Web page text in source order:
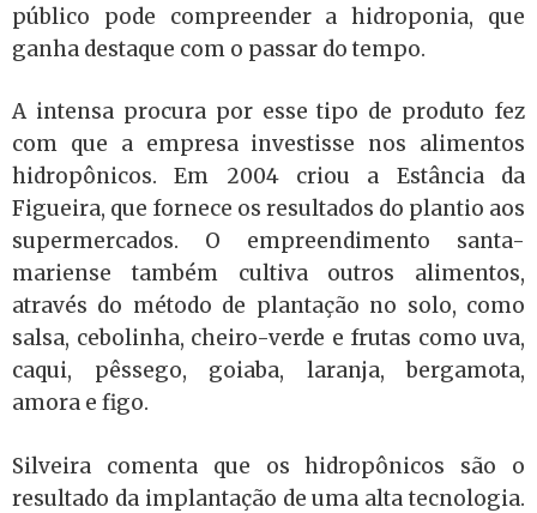
público pode compreender a hidroponia, que
ganha destaque com o passar do tempo.
A intensa procura por esse tipo de produto fez
com que a empresa investisse nos alimentos
hidropônicos. Em 2004 criou a Estância da
Figueira, que fornece os resultados do plantio aos
supermercados. O empreendimento santa-
mariense também cultiva outros alimentos,
através do método de plantação no solo, como
salsa, cebolinha, cheiro-verde e frutas como uva,
caqui, pêssego, goiaba, laranja, bergamota,
amora e figo.
Silveira comenta que os hidropônicos são o
resultado da implantação de uma alta tecnologia.